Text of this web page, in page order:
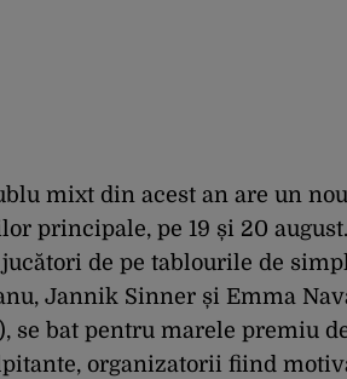
mixt din acest an are un
principale, pe 19 și 20
de pe tablourile de
Jannik Sinner și Emma
se bat pentru marele premiu
organizatorii fiind